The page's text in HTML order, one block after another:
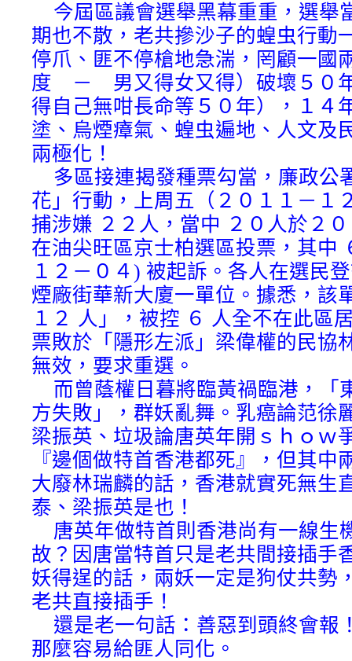
今屆區議會選舉黑幕重重，選舉
期也不散，老共摻沙子的蝗虫行動
停爪、匪不停槍地急湍，罔顧一國
度 － 男又得女又得）破壞５０
得自己無咁長命等５０年），１４
塗、烏煙瘴氣、蝗虫遍地、人文及
兩極化！
多區接連揭發種票勾當，廉政公
花」行動，上周五（２０１１－１
捕涉嫌 ２２人，當中 ２０人於２
在油尖旺區京士柏選區投票，其中
１２－０４) 被起訴。各人在選民
煙廠街華新大廈一單位。據悉，該
１２ 人」，被控 ６ 人全不在此區
票敗於「隱形左派」梁偉權的民協
無效，要求重選。
而曾蔭權日暮將臨黃禍臨港，「
方失敗」，群妖亂舞。乳癌論范徐
梁振英、垃圾論唐英年開ｓｈｏｗ
『邊個做特首香港都死』，但其中
大廢林瑞麟的話，香港就實死無生
泰、梁振英是也！
唐英年做特首則香港尚有一線生
故？因唐當特首只是老共間接插手
妖得逞的話，兩妖一定是狗仗共勢
老共直接插手！
還是老一句話：善惡到頭終會報
那麼容易給匪人同化。